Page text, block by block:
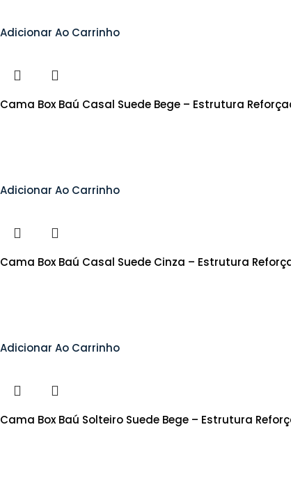
Adicionar Ao Carrinho
Cama Box Baú Casal Suede Bege – Estrutura
Adicionar Ao Carrinho
Cama Box Baú Casal Suede Cinza – Estrutura
Adicionar Ao Carrinho
Cama Box Baú Solteiro Suede Bege – Estrutura